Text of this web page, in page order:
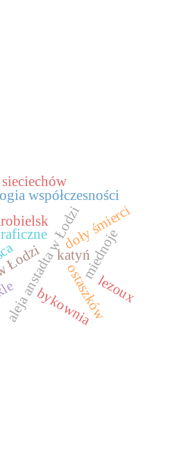
aleja anstadta w Łodzi
współczesności
katyńmiednoje
ostaszków
bykownia
doły śmierci
lezoux